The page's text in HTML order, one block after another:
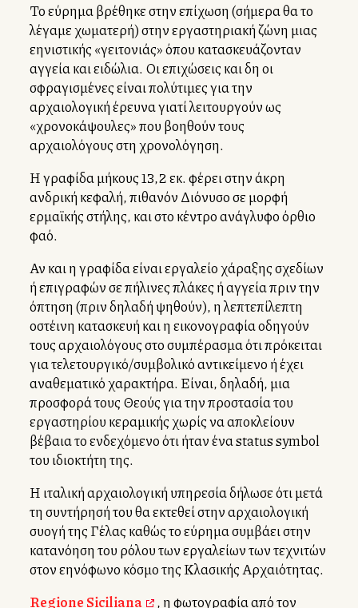
Το εύρημα βρέθηκε στην επίχωση (σήμερα θα το
λέγαμε χωματερή) στην εργαστηριακή ζώνη μιας
ελληνιστικής «γειτονιάς» όπου κατασκευάζονταν
αγγεία και ειδώλια. Οι επιχώσεις και δη οι
σφραγισμένες είναι πολύτιμες για την
αρχαιολογική έρευνα γιατί λειτουργούν ως
«χρονοκάψουλες» που βοηθούν τους
αρχαιολόγους στη χρονολόγηση.
Η γραφίδα μήκους 13,2 εκ. φέρει στην άκρη
ανδρική κεφαλή, πιθανόν Διόνυσο σε μορφή
ερμαϊκής στήλης, και στο κέντρο ανάγλυφο όρθιο
φαλλό.
Αν και η γραφίδα είναι εργαλείο χάραξης σχεδίων
ή επιγραφών σε πήλινες πλάκες ή αγγεία πριν την
όπτηση (πριν δηλαδή ψηθούν), η λεπτεπίλεπτη
οστέινη κατασκευή και η εικονογραφία οδηγούν
τους αρχαιολόγους στο συμπέρασμα ότι πρόκειται
για τελετουργικό/συμβολικό αντικείμενο ή έχει
αναθεματικό χαρακτήρα. Είναι, δηλαδή, μια
προσφορά τους Θεούς για την προστασία του
εργαστηρίου κεραμικής χωρίς να αποκλείουν
βέβαια το ενδεχόμενο ότι ήταν ένα status symbol
του ιδιοκτήτη της.
Η ιταλική αρχαιολογική υπηρεσία δήλωσε ότι μετά
τη συντήρησή του θα εκτεθεί στην αρχαιολογική
συλλογή της Γέλας καθώς το εύρημα συμβάλλει στην
κατανόηση του ρόλου των εργαλείων των τεχνιτών
στον ελληνόφωνο κόσμο της Κλασικής Αρχαιότητας.
Regione Siciliana
, η φωτογραφία από τον